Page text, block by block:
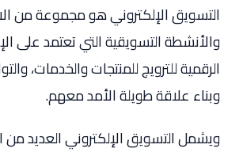
التسويق الإلكتروني هو مجموعة من
والأنشطة التسويقية التي تعتمد على
الرقمية للترويج للمنتجات والخدمات،
وبناء علاقة طويلة الأمد معهم.
ويشمل التسويق الإلكتروني العديد من